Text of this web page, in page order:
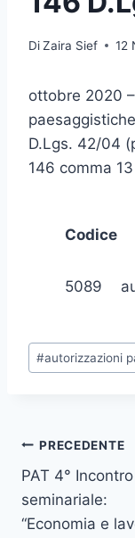
DiZaira Sief 12
ottobre 2020
D.Lgs. 42/04
146 comma
Codice
5089
Tag
articolo:
#autorizzazioni
articoli
PRECEDENTE
PAT 4° Incontro
seminariale:
“Economia e